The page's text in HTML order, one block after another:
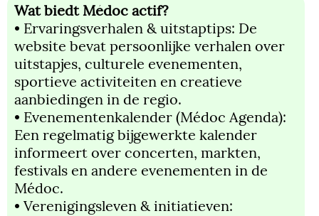
Wat biedt Médoc actif?
• Ervaringsverhalen & uitstaptips: De
website bevat persoonlijke verhalen over
uitstapjes, culturele evenementen,
sportieve activiteiten en creatieve
aanbiedingen in de regio.
• Evenementenkalender (Médoc Agenda):
Een regelmatig bijgewerkte kalender
informeert over concerten, markten,
festivals en andere evenementen in de
Médoc.
• Verenigingsleven & initiatieven: